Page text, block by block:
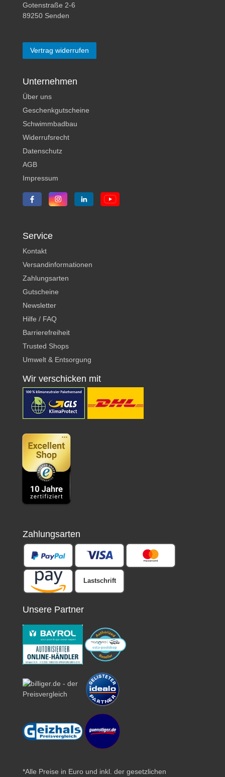
Gotenstraße 2-6
89250 Senden
Vertrag widerrufen
Unternehmen
Über uns
Geschenkgutscheine
Schwimmbadbau
Widerrufsrecht
Datenschutz
AGB
Impressum
Service
Kontakt
Versandinformationen
Zahlungsarten
Gutscheine
Newsletter
Hilfe / FAQ
Barrierefreiheit
Trusted Shops
Umwelt & Entsorgung
Wir verschicken mit
Zahlungsarten
Lastschrift
Unsere Partner
*Alle Preise in Euro und inkl. der gesetzlichen